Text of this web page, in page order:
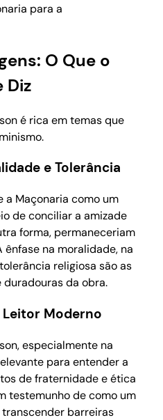
para a
O Que o
Diz
é rica em temas que
e Tolerância
a Maçonaria como um
de conciliar a amizade
forma, permaneceriam
na moralidade, na
religiosa são as
duradouras da obra.
Leitor Moderno
especialmente na
para entender a
de fraternidade e ética
testemunho de como um
barreiras